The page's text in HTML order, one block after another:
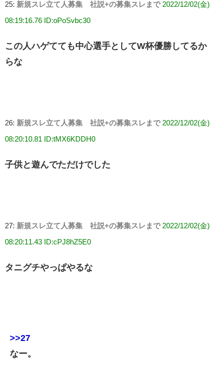
25: 新規スレ立て人募集 社説+の募集スレまで 2022/12/02(金)
08:19:16.76 ID:oPoSvbc30
この人ハゲてても中心選手としてW杯優勝してるか
らな
26: 新規スレ立て人募集 社説+の募集スレまで 2022/12/02(金)
08:20:10.81 ID:tMX6KDDH0
子供と遊んでただけでした
27: 新規スレ立て人募集 社説+の募集スレまで 2022/12/02(金)
08:20:11.43 ID:cPJ8hZ5E0
タニグチやっぱやるな
>>27
なー。